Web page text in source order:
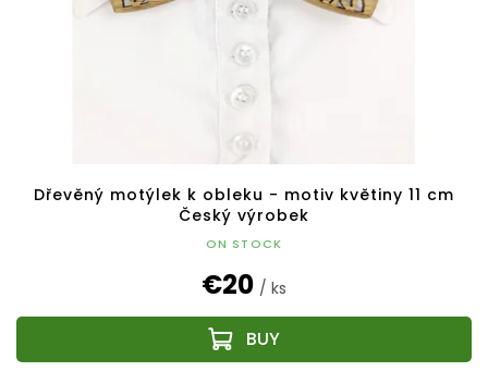
Dřevěný motýlek k obleku - motiv květiny 11 cm
Český výrobek
ON STOCK
€20 / ks